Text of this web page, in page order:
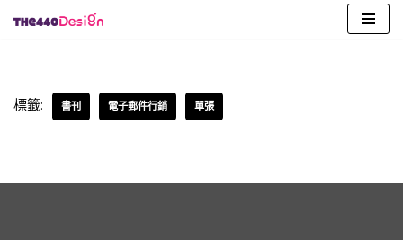
content
標籤: 書刊 電子郵件行銷 單張